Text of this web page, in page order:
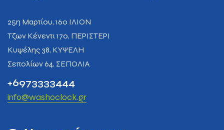
25η Μαρτίου, 160 ΙΛΙΟΝ
Tζων Κένεντι 170, ΠΕΡΙΣΤΕΡΙ
Κυψέλης 38, ΚΥΨΕΛΗ
Σεπολίων 64, ΣΕΠΟΛΙΑ
+6973333444
info@washoclock.gr